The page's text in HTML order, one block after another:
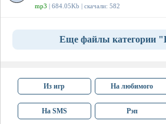
mp3 | 684.05Kb | скачали: 582
Еще файлы категории
Из игр На любимого
На SMS Рэп